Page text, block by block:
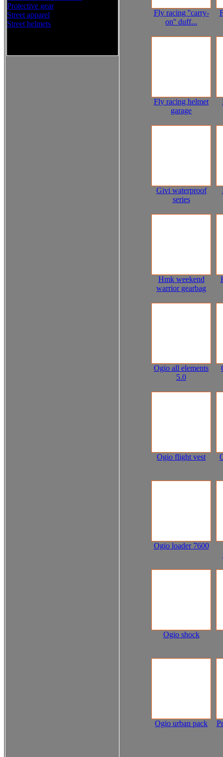
Protective gear
Street apparel
Street helmets
Fly racing ''carry-
on'' duff...
Fly racing helmet
garage
Givi waterproof
series
Hmk weekend
warrior gearbag
Ogio all elements
5.0
Ogio flight vest
Ogio loader 7600
Ogio shock
Ogio urban pack